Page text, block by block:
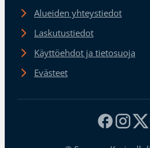
Alueiden yhteystiedot
Laskutustiedot
Käyttöehdot ja tietosuoja
Evästeet